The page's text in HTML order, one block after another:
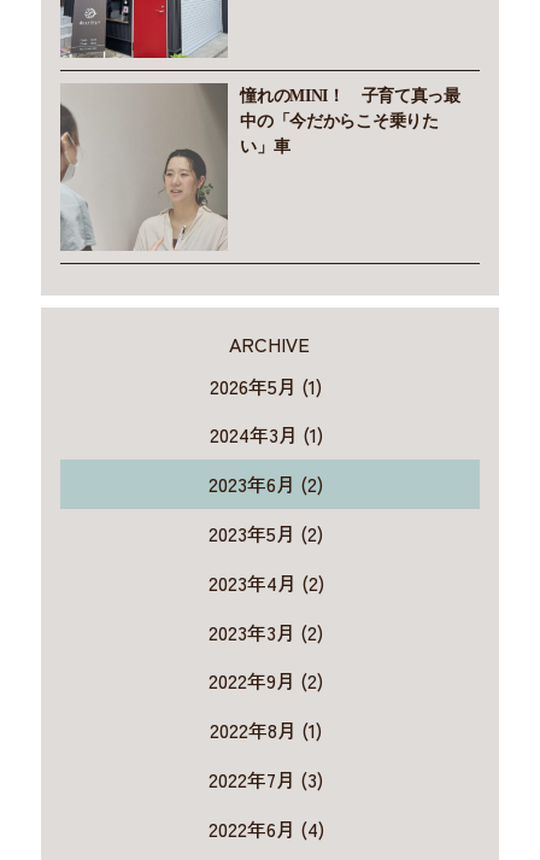
憧れのMINI！ 子育て真っ最
中の「今だからこそ乗りた
い」車
ARCHIVE
2026年5月 (1)
2024年3月 (1)
2023年6月 (2)
2023年5月 (2)
2023年4月 (2)
2023年3月 (2)
2022年9月 (2)
2022年8月 (1)
2022年7月 (3)
2022年6月 (4)